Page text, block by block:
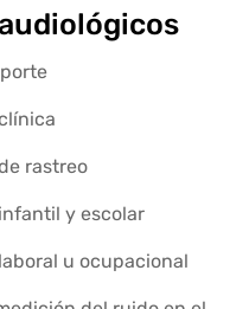
rastreo
y escolar
u ocupacional